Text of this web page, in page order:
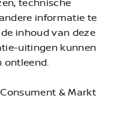
informatie te
inhoud van deze
uitingen kunnen
ontleend.
& Markt